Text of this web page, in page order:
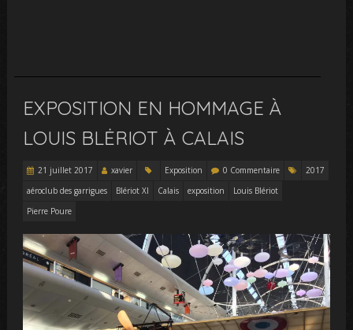
EXPOSITION EN HOMMAGE À
LOUIS BLĖRIOT À CALAIS
21 juillet 2017 xavier Exposition 0 Commentaire
2017
aéroclub des garrigues
Blériot XI Calais exposition
Louis Blériot
Pierre Poure